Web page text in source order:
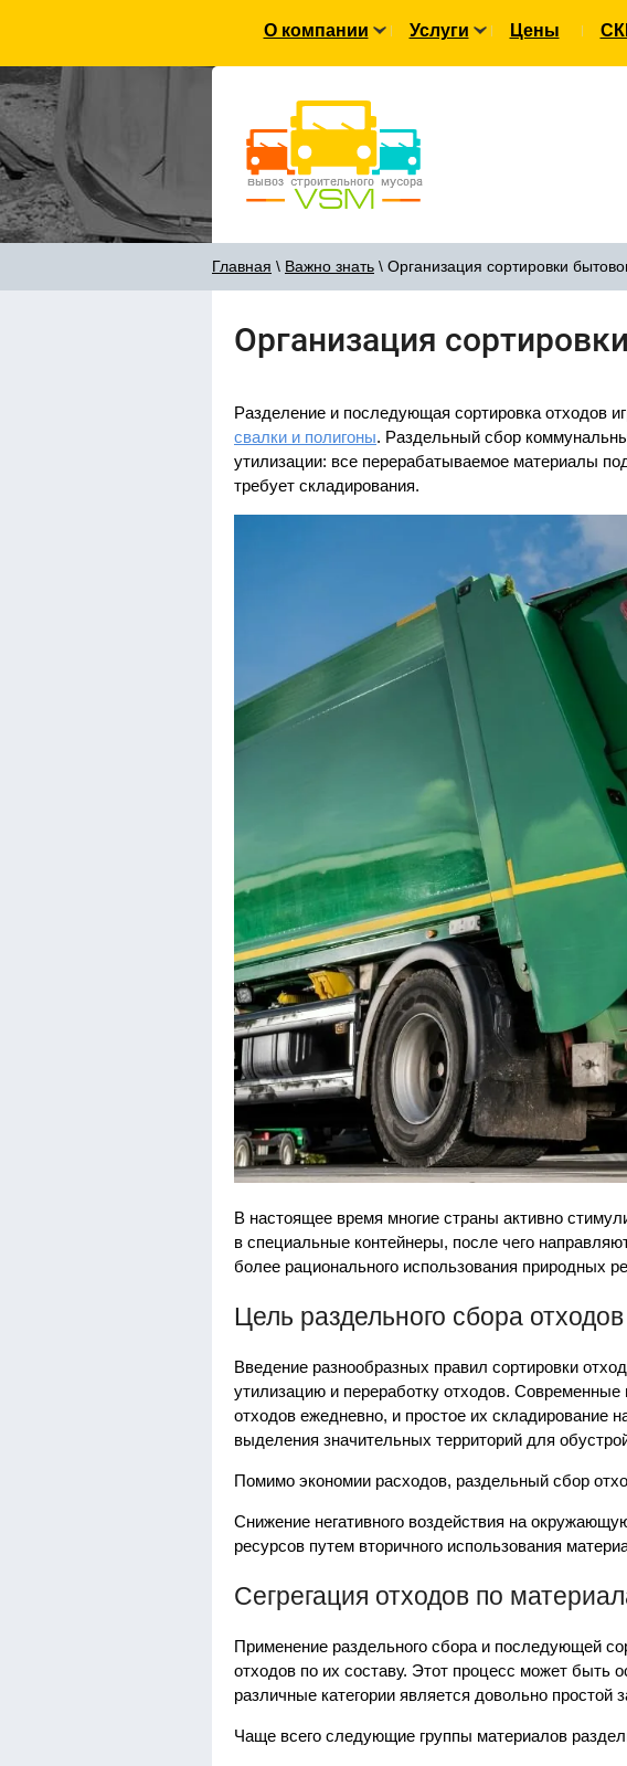
О компании Услуги Цены
Главная \ Важно знать \ Организация сортировки
Организация
Разделение и последующая сортировка отходов
свалки и полигоны. Раздельный сбор
утилизации: все перерабатываемое материалы
требует складирования.
В настоящее время многие страны активно
в специальные контейнеры, после чего
более рационального использования природных
Цель раздельного сбора отходов
Введение разнообразных правил сортировки
утилизацию и переработку отходов.
отходов ежедневно, и простое их
выделения значительных территорий для
Помимо экономии расходов, раздельный сбор
Снижение негативного воздействия на
ресурсов путем вторичного использования
Сегрегация отходов по
Применение раздельного сбора и последующей
отходов по их составу. Этот процесс может быть
различные категории является довольно простой
Чаще всего следующие группы материалов